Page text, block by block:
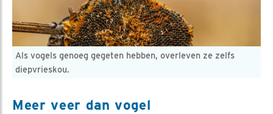
Als vogels genoeg gegeten hebben, overleven ze zelfs
diepvrieskou.
Meer veer dan vogel